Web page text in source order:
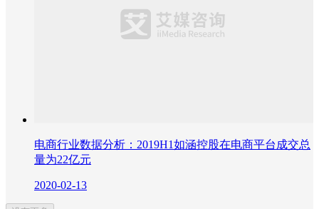
电商行业数据分析：2019H1如涵控股在电商平台成交总
量为22亿元
2020-02-13